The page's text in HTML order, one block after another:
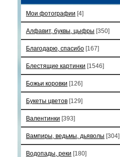
Мои фотографии [4]
Алфавит, буквы, цыфры [350]
Благодарю, спасибо [167]
Блестящие картинки [1546]
Божьи коровки [126]
Букеты цветов [129]
Валентинки [393]
Вампиры, ведьмы, дьяволы [304]
Водопады, реки [180]